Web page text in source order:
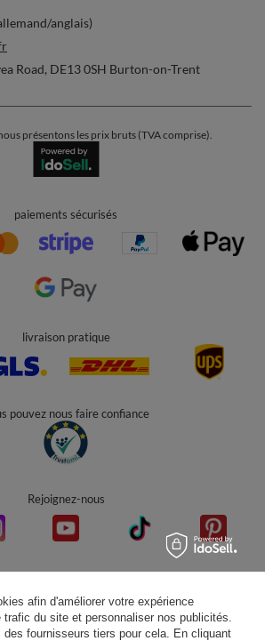
anglais)
Road, DE13 0SH Burton-on-Trent
présentons les prix bruts (TVA comprise).
paiements sécurisés
livraison pratique
pouvez nous faire confiance
Rejoignez-nous
7 plateforme(s) de vente et 3 d'avis client(s)
afin d'améliorer votre expérience
trafic du site et personnaliser nos publicités.
des fournisseurs tiers pour cela. En cliquant